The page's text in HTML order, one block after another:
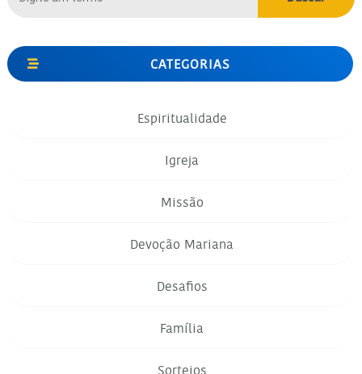
CATEGORIAS
Espiritualidade
Igreja
Missão
Devoção Mariana
Desafios
Família
Sorteios